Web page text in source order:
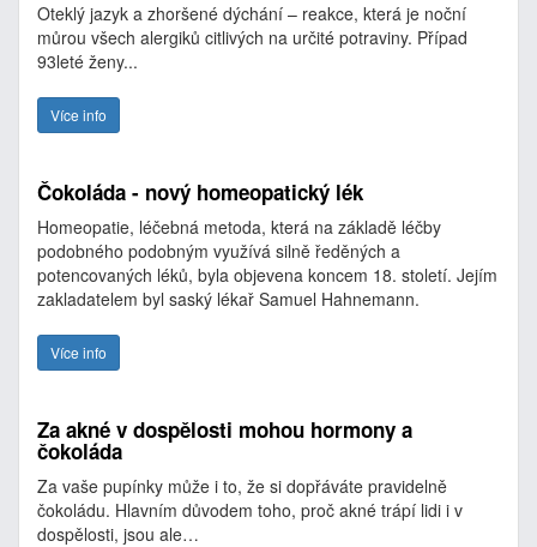
Oteklý jazyk a zhoršené dýchání – reakce, která je noční
můrou všech alergiků citlivých na určité potraviny. Případ
93leté ženy...
Více info
Čokoláda - nový homeopatický lék
Homeopatie, léčebná metoda, která na základě léčby
podobného podobným využívá silně ředěných a
potencovaných léků, byla objevena koncem 18. století. Jejím
zakladatelem byl saský lékař Samuel Hahnemann.
Více info
Za akné v dospělosti mohou hormony a
čokoláda
Za vaše pupínky může i to, že si dopřáváte pravidelně
čokoládu. Hlavním důvodem toho, proč akné trápí lidi i v
dospělosti, jsou ale…